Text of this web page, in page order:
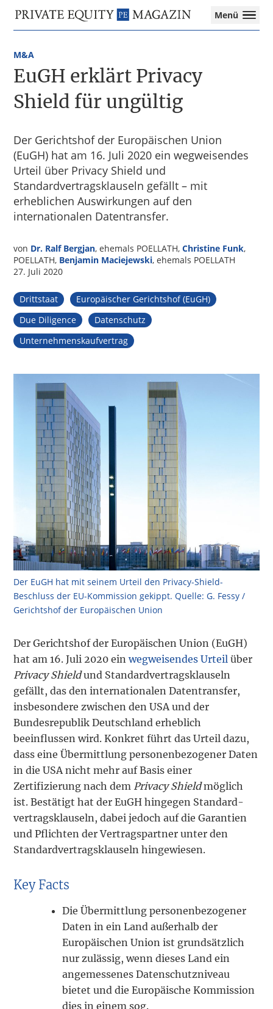
Hauptnavigation
Inhalt
Private
Equity
Das
für
die
Private
Equity-
Branche
Investment
Funds
I
M&A
I
Tax
Menü
EuGH erklärt Privacy
Shield für ungültig
Der Gerichtshof der Europäischen Union
(EuGH) hat am 16. Juli 2020 ein wegweisendes
Urteil über Privacy Shield und
Standardvertragsklauseln gefällt – mit
erheblichen Auswirkungen auf den
internationalen Datentransfer.
M&A
von Dr. Ralf Bergjan, ehemals POELLATH,Christine Funk,
POELLATH, Benjamin Maciejewski, ehemals POELLATH
27. Juli 2020
Drittstaat
Europäischer Gerichtshof (EuGH)
Due Diligence
Datenschutz
Unternehmenskaufvertrag
Der EuGH hat mit seinem Urteil den Privacy-Shield-
Beschluss der EU-Kommission gekippt. Quelle: G. Fessy /
Gerichtshof der Europäischen Union
Der Gerichtshof der Europäischen Union (EuGH)
hat am 16. Juli 2020 einwegweisendes Urteil über
Privacy Shieldund Standardvertragsklauseln
gefällt, das den internationalen Datentransfer,
insbesondere zwischen den USA und der
Bundesrepublik Deutschland erheblich
beeinflussen wird. Konkret führt das Urteil dazu,
dass eine Übermittlung personenbezogener Daten
in die USA nicht mehr auf Basis einer
Zertifizierung nach dem Privacy Shieldmöglich
ist. Bestätigt hat der EuGH hingegen Standard­
vertrags­klauseln, dabei jedoch auf die Garantien
und Pflichten der Vertragspartner unter den
Standard­vertrags­klauseln hingewiesen.
Key Facts
Die Übermittlung personenbezogener
Daten in ein Land außerhalb der
Europäischen Union ist grundsätzlich
nur zulässig, wenn dieses Land ein
angemessenes Datenschutzniveau
bietet und die Europäische Kommission
dies in einem sog.